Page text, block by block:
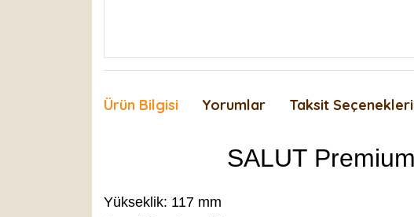
Ürün Bilgisi Yorumlar Taksit Seçenekleri
SALUT
Yükseklik: 117 mm